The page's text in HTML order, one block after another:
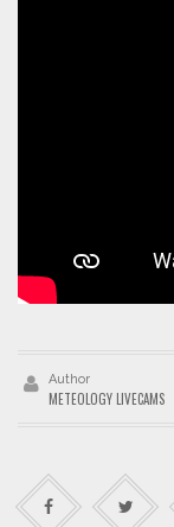
Author
METEOLOGY LIVECAMS